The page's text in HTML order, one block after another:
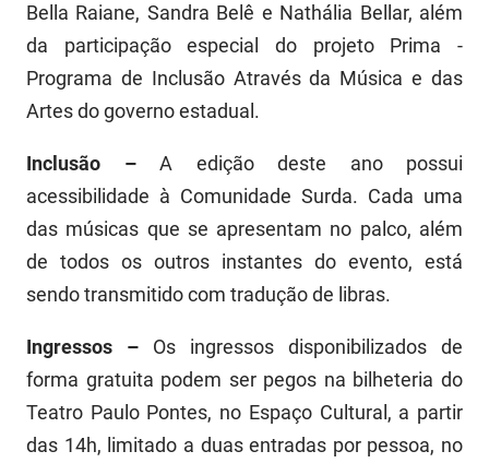
Bella Raiane, Sandra Belê e Nathália Bellar, além
da participação especial do projeto Prima -
Programa de Inclusão Através da Música e das
Artes do governo estadual.
Inclusão – A edição deste ano possui
acessibilidade à Comunidade Surda. Cada uma
das músicas que se apresentam no palco, além
de todos os outros instantes do evento, está
sendo transmitido com tradução de libras.
Ingressos – Os ingressos disponibilizados de
forma gratuita podem ser pegos na bilheteria do
Teatro Paulo Pontes, no Espaço Cultural, a partir
das 14h, limitado a duas entradas por pessoa, no